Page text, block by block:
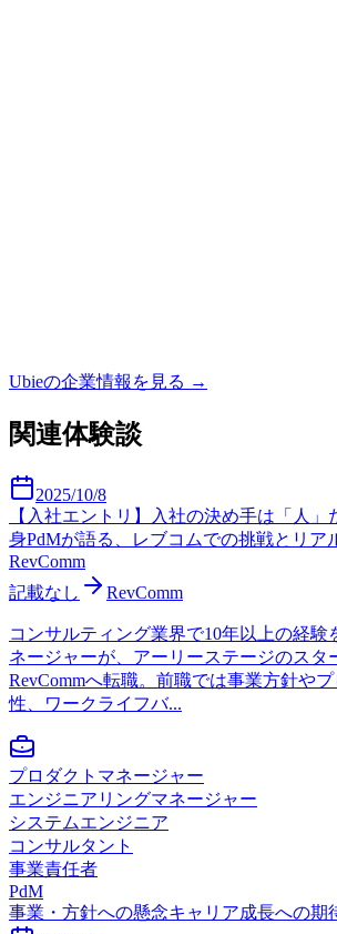
Ubieの企業情報を見る →
関連体験談
2025/10/8
【入社エントリ】入社の決め手は「人」
身PdMが語る、レブコムでの挑戦とリア
RevComm
記載なし
RevComm
コンサルティング業界で10年以上の経験
ネージャーが、アーリーステージのスタ
RevCommへ転職。前職では事業方針や
性、ワークライフバ...
プロダクトマネージャー
エンジニアリングマネージャー
システムエンジニア
コンサルタント
事業責任者
PdM
事業・方針への懸念キャリア成長への期